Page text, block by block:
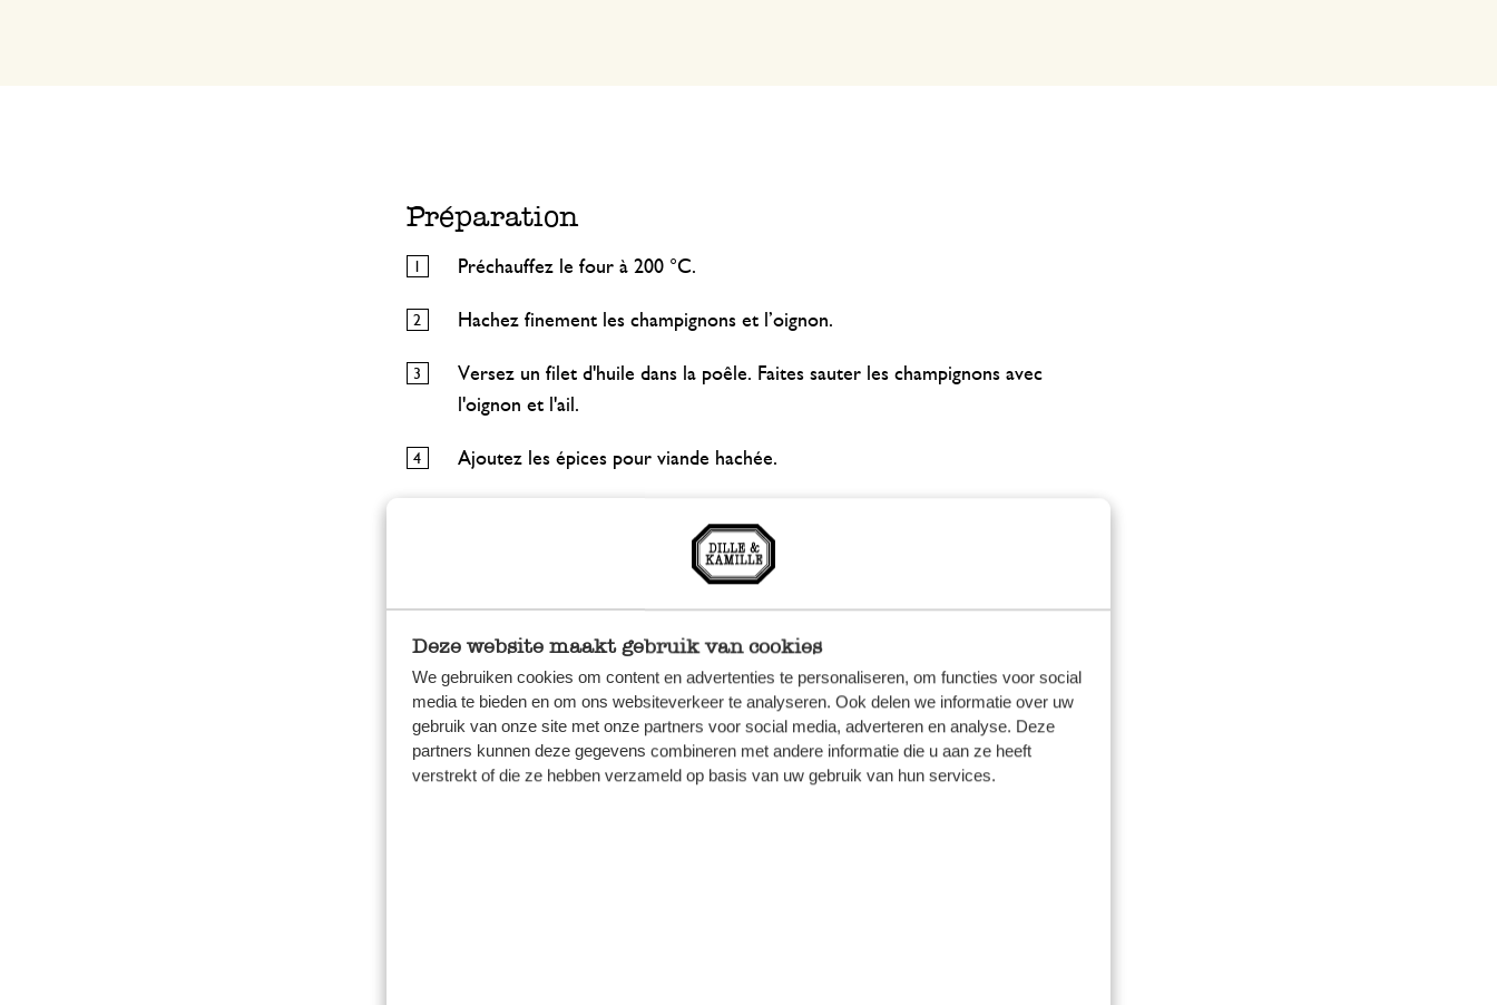
Deze website maakt gebruik van cookies
We gebruiken cookies om content en advertenties te personaliseren, om functies voor social
media te bieden en om ons websiteverkeer te analyseren. Ook delen we informatie over uw
gebruik van onze site met onze partners voor social media, adverteren en analyse. Deze
partners kunnen deze gegevens combineren met andere informatie die u aan ze heeft
verstrekt of die ze hebben verzameld op basis van uw gebruik van hun services.
Préparation
Préchauffez le four à 200 °C.
Hachez finement les champignons et l’oignon.
Versez un filet d'huile dans la poêle. Faites sauter les champignons avec
l'oignon et l'ail.
Ajoutez les épices pour viande hachée.
Coupez les poireaux en rondelles et faites-les revenir dans la même poêle.
Saupoudrez les poireaux d'aneth puis incorporez la moutarde.
Répartissez la moitié des champignons sautés au fond du plat à four.
Couvrez avec la moitié des rondelles de poireaux. Répartissez la moitié de
la purée de pommes de terre sur les poireaux.